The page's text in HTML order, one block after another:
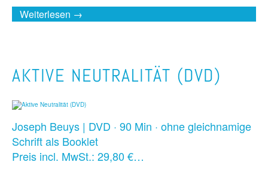
Weiterlesen →
AKTIVE NEUTRALITÄT (DVD)
Joseph Beuys | DVD · 90 Min · ohne gleichnamige
Schrift als Booklet
Preis incl. MwSt.: 29,80 €…